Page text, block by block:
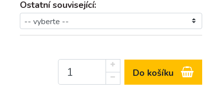
Ostatní související:
Do košíku